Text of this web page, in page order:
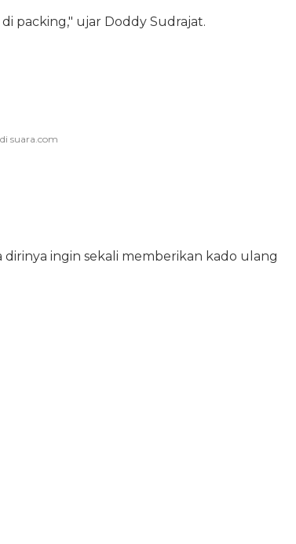
packing," ujar Doddy Sudrajat.
ingin sekali memberikan kado ulang